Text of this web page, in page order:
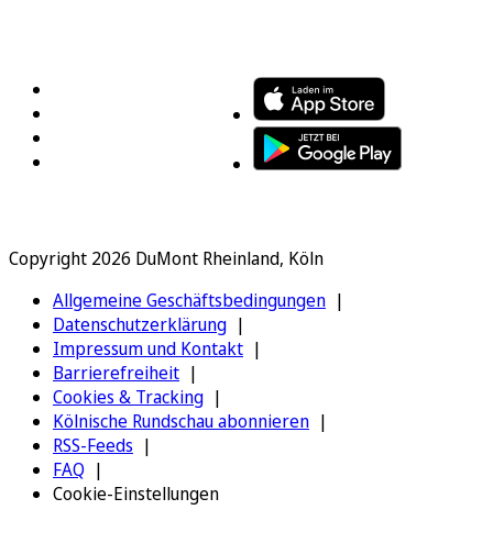
Copyright 2026 DuMont Rheinland, Köln
Allgemeine Geschäftsbedingungen
Datenschutzerklärung
Impressum und Kontakt
Barrierefreiheit
Cookies & Tracking
Kölnische Rundschau abonnieren
RSS-Feeds
FAQ
Cookie-Einstellungen